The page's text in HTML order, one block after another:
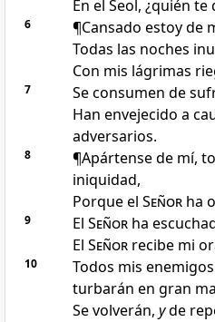
En el Seol, ¿quién te
6 ¶Cansado estoy de
Todas las noches
Con mis lágrimas
7 Se consumen de
Han envejecido a
adversarios.
8
¶Apártense de mí,
iniquidad,
Porque el Señorha
9 El Señorha
El Señorrecibe mi
10 Todos mis
turbarán en gran
Se volverán, yde